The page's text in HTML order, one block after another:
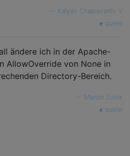
Kalyan Chakravarthi V
quelle
ändere ich in der Apache-
AllowOverride von None in
Directory-Bereich.
Marcin Żurek
quelle